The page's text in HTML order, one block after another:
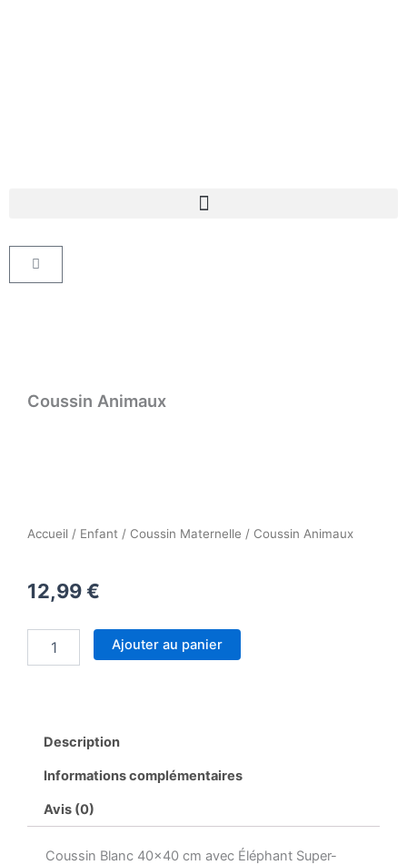
Panier
Coussin Animaux
Accueil / Enfant / Coussin Maternelle / Coussin Animaux
12,99€
Ajouter au panier
Description
Informations complémentaires
Avis (0)
Coussin Blanc 40×40 cm avec Éléphant Super-